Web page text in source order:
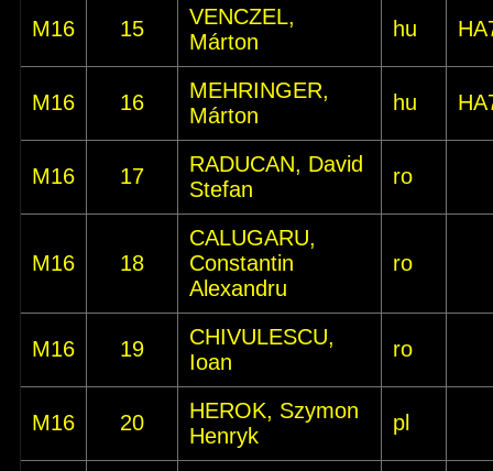
M16 15
VENCZEL,
Márton
hu
M16 16
MEHRINGER,
Márton
hu
M16 17
RADUCAN, David
Stefan
ro
M16 18
CALUGARU,
Constantin
Alexandru
ro
M16 19
CHIVULESCU,
Ioan
ro
M16 20
HEROK, Szymon
Henryk
pl